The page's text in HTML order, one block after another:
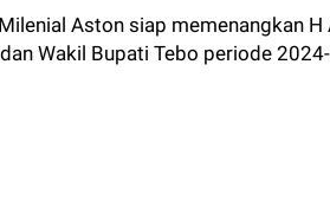
Aston siap memenangkan
Wakil Bupati Tebo periode